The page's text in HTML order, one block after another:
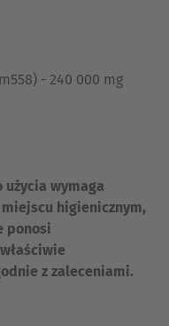
- 240 000 mg
wymaga
higienicznym,
ponosi
z zaleceniami.